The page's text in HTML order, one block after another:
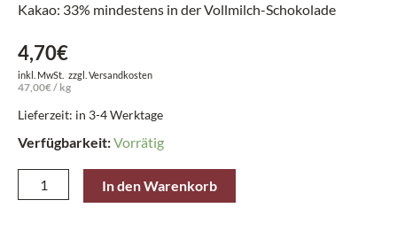
Kakao: 33% mindestens in der Vollmilch-Schokolade
4,70€
inkl. MwSt. zzgl. Versandkosten
47,00€/ kg
Lieferzeit: in 3-4 Werktage
Verfügbarkeit:Vorrätig
Praline
In den Warenkorb